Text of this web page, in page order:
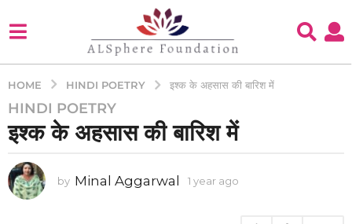
HOME HINDI POETRY इश्क के अहसास की बारिश में
1
y
e
a
r
HINDI POETRY
इश्क के अहसास की बारिश में
by Minal Aggarwal 1 year ago